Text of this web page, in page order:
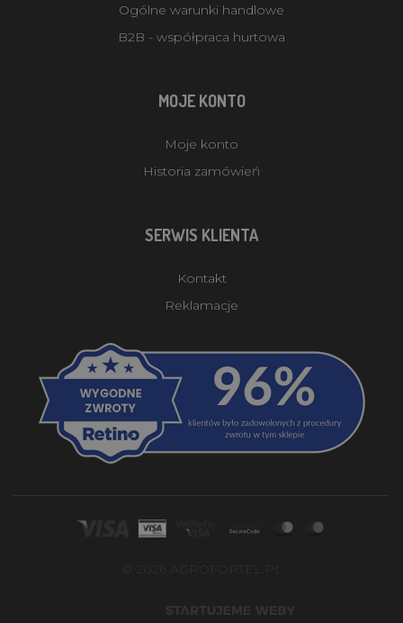
Ogólne warunki handlowe
B2B - współpraca hurtowa
MOJE KONTO
Moje konto
Historia zamówień
SERWIS KLIENTA
Kontakt
Reklamacje